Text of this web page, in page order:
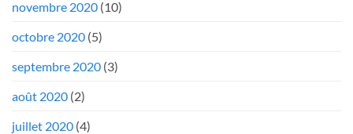
novembre 2020 (10)
octobre 2020 (5)
septembre 2020 (3)
août 2020 (2)
juillet 2020 (4)